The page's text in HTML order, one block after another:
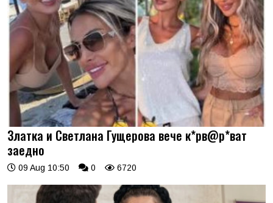
Златка и Светлана Гущерова вече к*рв@р*ват
заедно
09 Aug 10:50 0 6720